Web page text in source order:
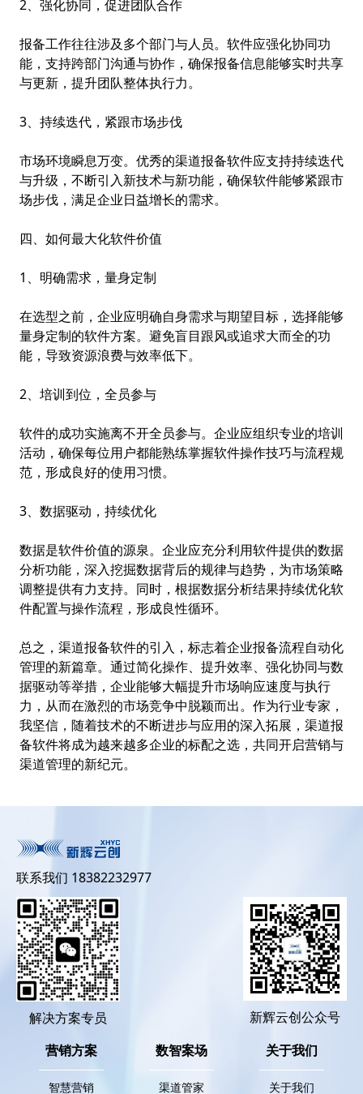
2、强化协同，促进团队合作
报备工作往往涉及多个部门与人员。软件应强化协同功
能，支持跨部门沟通与协作，确保报备信息能够实时共享
与更新，提升团队整体执行力。
3、持续迭代，紧跟市场步伐
市场环境瞬息万变。优秀的渠道报备软件应支持持续迭代
与升级，不断引入新技术与新功能，确保软件能够紧跟市
场步伐，满足企业日益增长的需求。
四、如何最大化软件价值
1、明确需求，量身定制
在选型之前，企业应明确自身需求与期望目标，选择能够
量身定制的软件方案。避免盲目跟风或追求大而全的功
能，导致资源浪费与效率低下。
2、培训到位，全员参与
软件的成功实施离不开全员参与。企业应组织专业的培训
活动，确保每位用户都能熟练掌握软件操作技巧与流程规
范，形成良好的使用习惯。
3、数据驱动，持续优化
数据是软件价值的源泉。企业应充分利用软件提供的数据
分析功能，深入挖掘数据背后的规律与趋势，为市场策略
调整提供有力支持。同时，根据数据分析结果持续优化软
件配置与操作流程，形成良性循环。
总之，渠道报备软件的引入，标志着企业报备流程自动化
管理的新篇章。通过简化操作、提升效率、强化协同与数
据驱动等举措，企业能够大幅提升市场响应速度与执行
力，从而在激烈的市场竞争中脱颖而出。作为行业专家，
我坚信，随着技术的不断进步与应用的深入拓展，渠道报
备软件将成为越来越多企业的标配之选，共同开启营销与
渠道管理的新纪元。
联系我们 18382232977
解决方案专员
新辉云创公众号
营销方案
智慧营销
数智案场
渠道管家
关于我们
关于我们